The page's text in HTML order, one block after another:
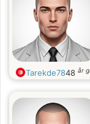
Tarekde7848 år